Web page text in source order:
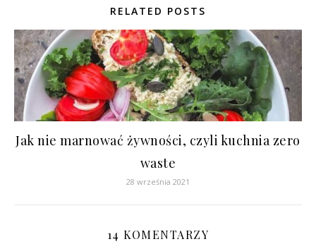
RELATED POSTS
Jak nie marnować żywności, czyli kuchnia zero
waste
28 września 2021
14 KOMENTARZY